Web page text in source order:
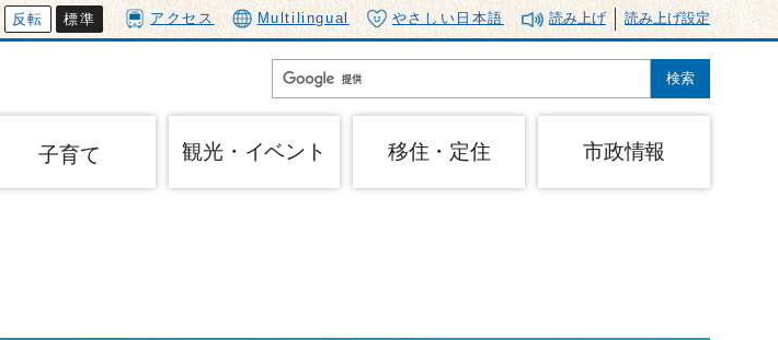
反転 標準 アクセス Multilingual やさしい日本語 読み上げ 読み上げ設定
子育て 観光・イベント 移住・定住 市政情報